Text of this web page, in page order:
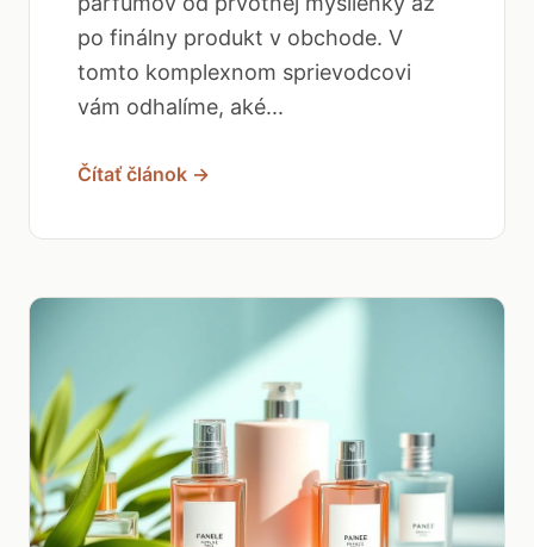
po finálny produkt v obchode. V
tomto komplexnom sprievodcovi
vám odhalíme, aké...
Čítať článok →